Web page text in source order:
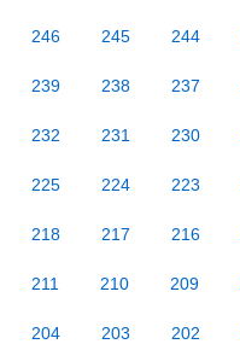
246 245 244
239 238 237
232 231 230
225 224 223
218 217 216
211 210 209
204 203 202